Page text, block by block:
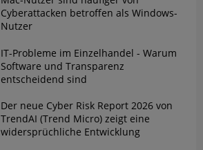
Cyberattacken betroffen als Windows-
Nutzer
IT-Probleme im Einzelhandel - Warum
Software und Transparenz
entscheidend sind
Der neue Cyber Risk Report 2026 von
TrendAI (Trend Micro) zeigt eine
widersprüchliche Entwicklung